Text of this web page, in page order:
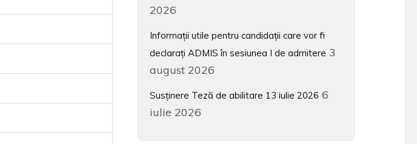
2026
Informații utile pentru candidații care vor fi
declarați ADMIS în sesiunea I de admitere 3
august 2026
Susținere Teză de abilitare 13 iulie 2026 6
iulie 2026